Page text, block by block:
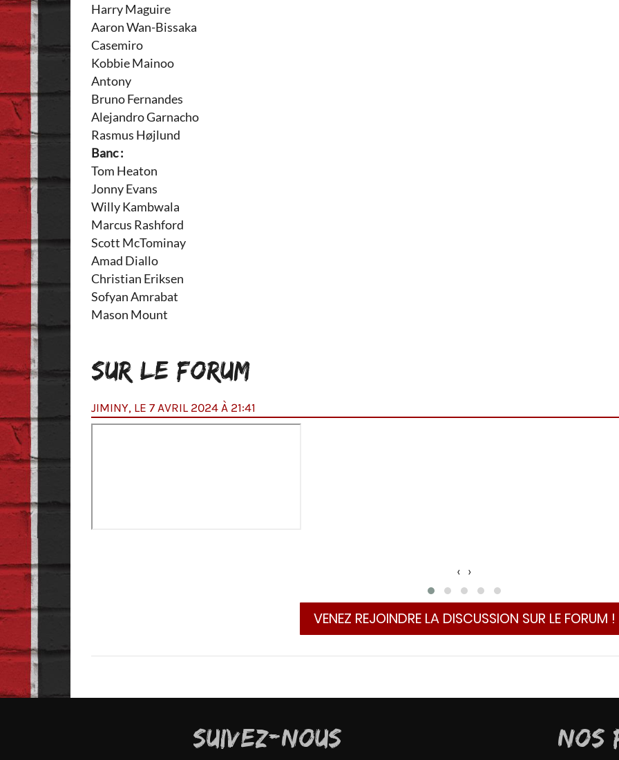
Harry Maguire
Aaron Wan-Bissaka
Casemiro
Kobbie Mainoo
Antony
Bruno Fernandes
Alejandro Garnacho
Rasmus Højlund
Banc :
Tom Heaton
Jonny Evans
Willy Kambwala
Marcus Rashford
Scott McTominay
Amad Diallo
Christian Eriksen
Sofyan Amrabat
Mason Mount
SUR LE FORUM
truqué ?
JIMINY, LE 7 AVRIL 2024 À 21:41
‹ ›
VENEZ REJOINDRE LA DISCUSSION SUR LE FORUM !
SUIVEZ-NOUS NOS